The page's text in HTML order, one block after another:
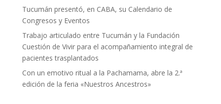
Tucumán presentó, en CABA, su Calendario de
Congresos y Eventos
Trabajo articulado entre Tucumán y la Fundación
Cuestión de Vivir para el acompañamiento integral de
pacientes trasplantados
Con un emotivo ritual a la Pachamama, abre la 2.ª
edición de la feria «Nuestros Ancestros»